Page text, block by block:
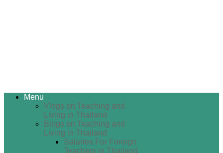
Menu
Vlogs on Teaching and
Living in Thailand
Blogs on Teaching and
Living in Thailand
Salaries For Foreign
Teachers in Thailand